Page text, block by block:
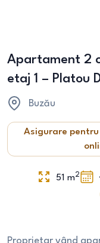
Apartament 2
etaj 1 – Platou
Buzău
Asigurare
51 m2
Proprietar vând